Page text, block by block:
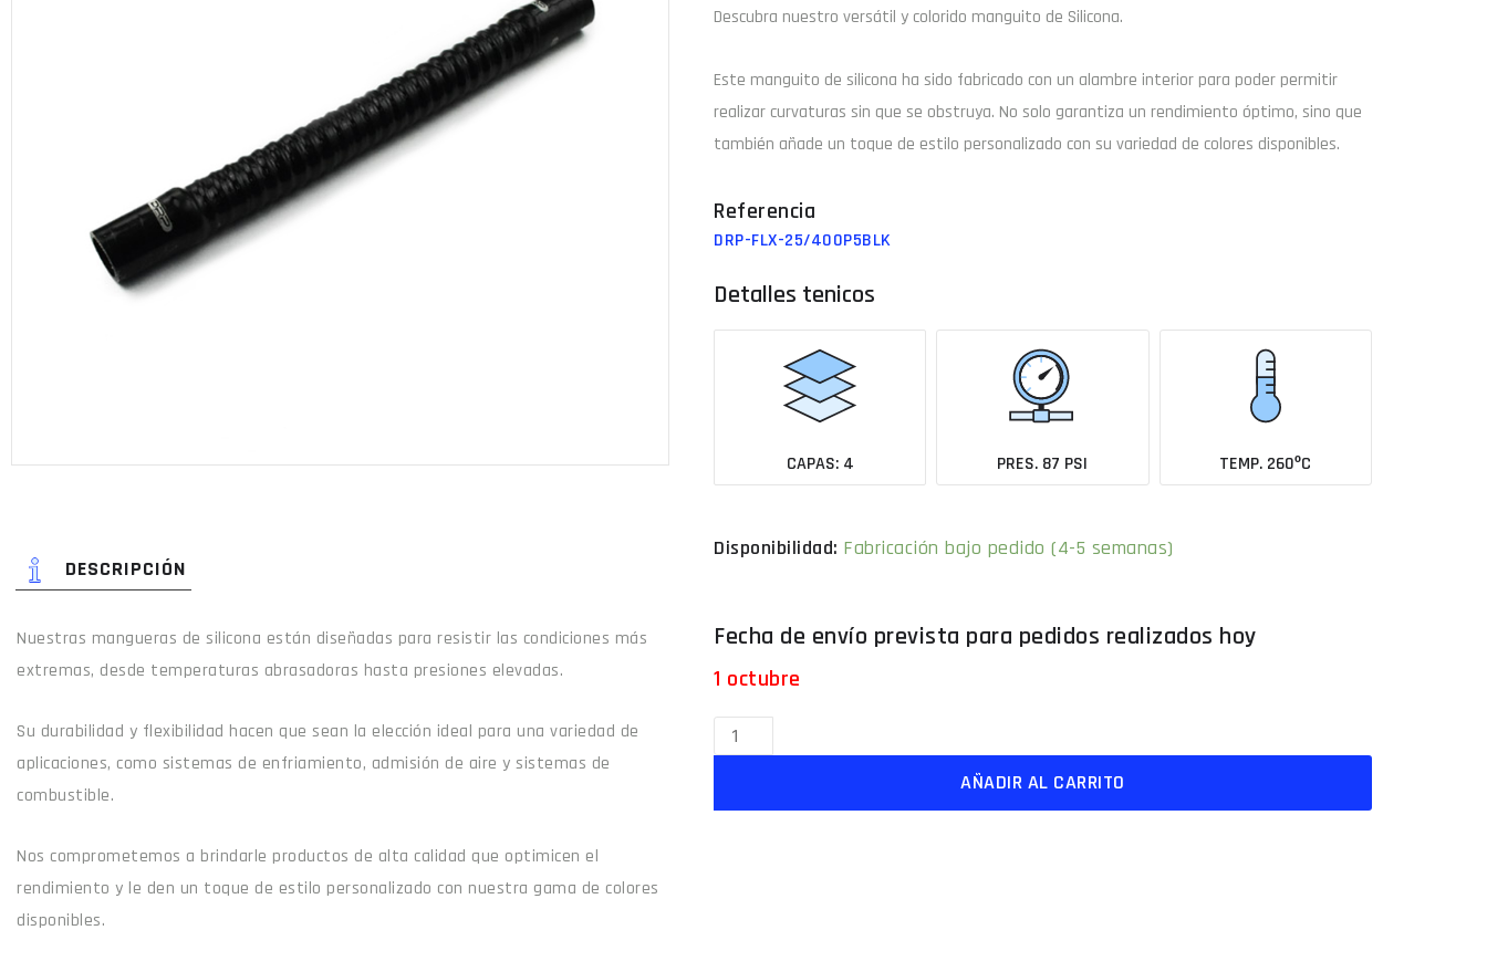
Buscar
Adaptadores aluminio
Ver todas las medidas
DESCRIPCIÓN
Nuestras mangueras de silicona están diseñadas para resistir las condiciones más
extremas, desde temperaturas abrasadoras hasta presiones elevadas.
Su durabilidad y flexibilidad hacen que sean la elección ideal para una variedad de
aplicaciones, como sistemas de enfriamiento, admisión de aire y sistemas de
combustible.
Nos comprometemos a brindarle productos de alta calidad que optimicen el
rendimiento y le den un toque de estilo personalizado con nuestra gama de colores
disponibles.
Descubra nuestro versátil y colorido manguito de Silicona.
Este manguito de silicona ha sido fabricado con un alambre interior para poder permitir
realizar curvaturas sin que se obstruya. No solo garantiza un rendimiento óptimo, sino que
también añade un toque de estilo personalizado con su variedad de colores disponibles.
DRP-FLX-25/400P5BLK
Detalles tenicos
CAPAS: 4 PRES. 87 PSI TEMP. 260ºC
Fabricación bajo pedido (4-5 semanas)
1 octubre
AÑADIR AL CARRITO